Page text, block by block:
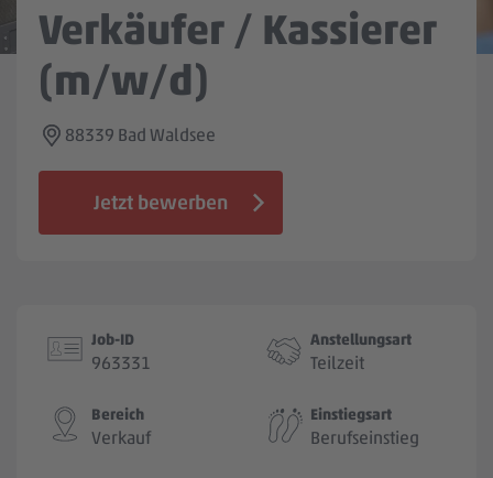
Zentrale & Vertrieb
Mein Kandidat:innenprofil
Jobbörse
Verkäufer / Kassierer
(m/w/d)
88339 Bad Waldsee
Jetzt bewerben
Job-ID
963331
Anstellungsart
Teilzeit
Bereich
Verkauf
Einstiegsart
Berufseinstieg